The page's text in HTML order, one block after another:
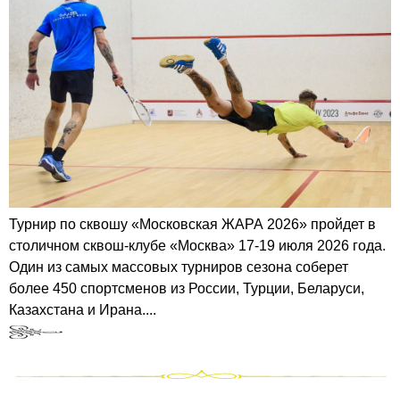
Турнир по сквошу «Московская ЖАРА 2026» пройдет в
столичном сквош-клубе «Москва» 17-19 июля 2026 года.
Один из самых массовых турниров сезона соберет
более 450 спортсменов из России, Турции, Беларуси,
Казахстана и Ирана....